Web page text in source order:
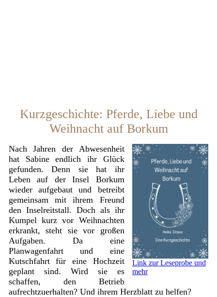
Kurzgeschichte: Pferde, Liebe und
Weihnacht auf Borkum
Link zur Leseprobe und
mehr
Nach Jahren der Abwesenheit
hat Sabine endlich ihr Glück
gefunden. Denn sie hat ihr
Leben auf der Insel Borkum
wieder aufgebaut und betreibt
gemeinsam mit ihrem Freund
den Inselreitstall. Doch als ihr
Kumpel kurz vor Weihnachten
erkrankt, steht sie vor großen
Aufgaben. Da eine
Planwagenfahrt und eine
Kutschfahrt für eine Hochzeit
geplant sind. Wird sie es
schaffen, den Betrieb
aufrechtzuerhalten? Und ihrem Herzblatt zu helfen?